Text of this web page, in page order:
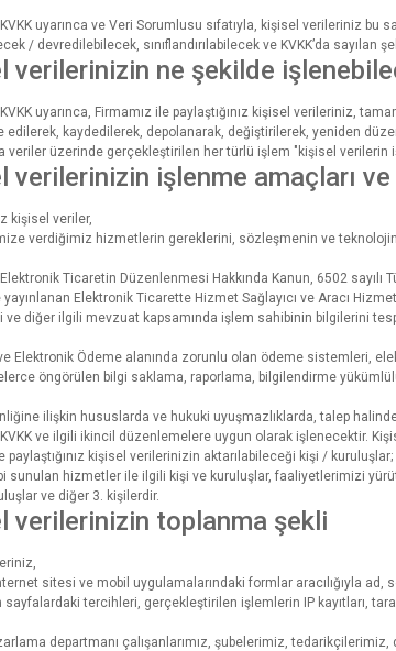
KVKK uyarınca ve Veri Sorumlusu sıfatıyla, kişisel verileriniz
/ devredilebilecek, sınıflandırılabilecek ve KVKK’da sayılan
verilerinizin ne şekilde
KVKK uyarınca, Firmamız ile paylaştığınız kişisel verileriniz,
edilerek, kaydedilerek, depolanarak, değiştirilerek, yeniden
veriler üzerinde gerçekleştirilen her türlü işlem "kişisel verilerin
verilerinizin işlenme amaçları
kişisel veriler,
verdiğimiz hizmetlerin gereklerini, sözleşmenin ve
Elektronik Ticaretin Düzenlenmesi Hakkında Kanun, 6502
yayınlanan Elektronik Ticarette Hizmet Sağlayıcı ve Aracı
ve diğer ilgili mevzuat kapsamında işlem sahibinin bilgilerini
ve Elektronik Ödeme alanında zorunlu olan ödeme sistemleri,
öngörülen bilgi saklama, raporlama, bilgilendirme
ilişkin hususlarda ve hukuki uyuşmazlıklarda, talep
KVKK ve ilgili ikincil düzenlemelere uygun olarak işlenecektir.
paylaştığınız kişisel verilerinizin aktarılabileceği kişi /
sunulan hizmetler ile ilgili kişi ve kuruluşlar, faaliyetlerimizi
ve diğer 3. kişilerdir.
verilerinizin toplanma şekli
sitesi ve mobil uygulamalarındaki formlar aracılığıyla
sayfalardaki tercihleri, gerçekleştirilen işlemlerin IP kayıtları,
departmanı çalışanlarımız, şubelerimiz,